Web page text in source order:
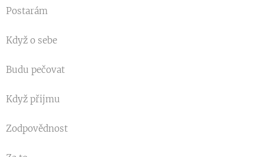
Postarám
Když o sebe
Budu pečovat
Když přijmu
Zodpovědnost